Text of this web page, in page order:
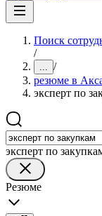
Поиск
/
... /
резюме в
эксперт по
эксперт по
Резюме